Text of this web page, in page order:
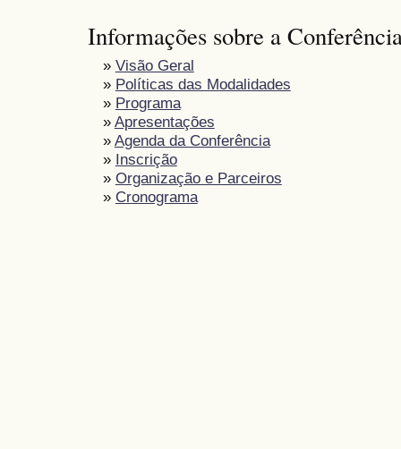
Informações sobre a
» Visão Geral
» Políticas das Modalidades
» Programa
» Apresentações
» Agenda da Conferência
» Inscrição
» Organização e Parceiros
» Cronograma